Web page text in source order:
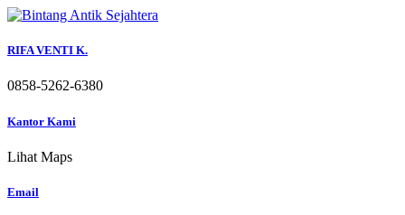
Skip
content
RIFA VENTI K.
0858-5262-6380
Kantor Kami
Lihat Maps
Email